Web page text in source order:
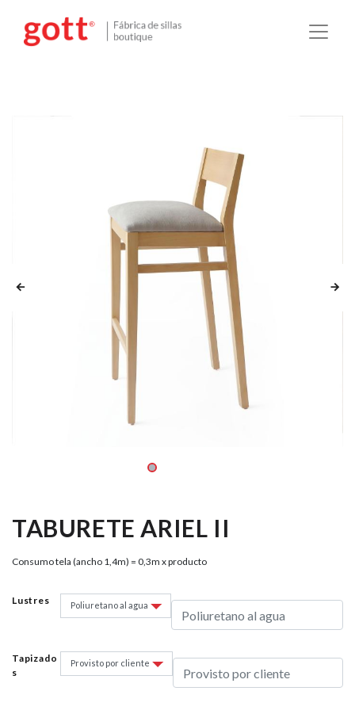
TABURETE ARIEL II
Consumo tela (ancho 1,4m) = 0,3m x producto
Lustres
Tapizado
S